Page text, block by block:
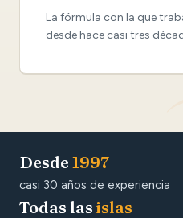
La fórmula con la que
desde hace casi tres
Desde 1997
casi 30 años de experiencia
Todas las islas